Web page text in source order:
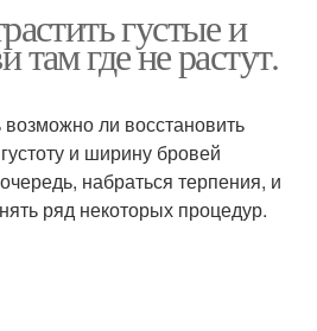
густые и
где не растут.
ли восстановить
и ширину бровей
набраться терпения, и
ряд некоторых процедур.